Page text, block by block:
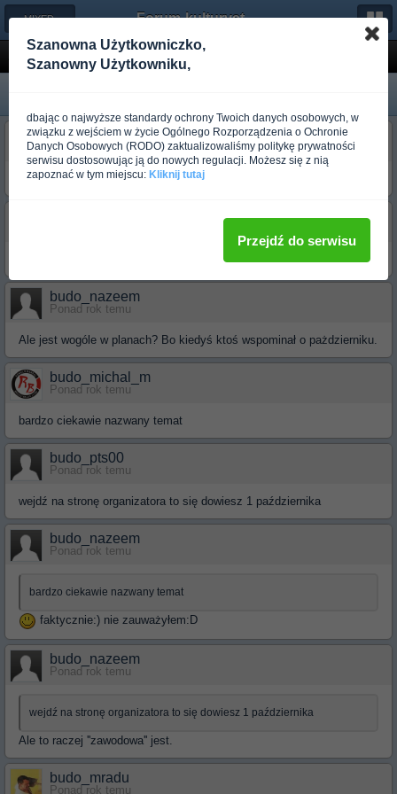
← MIXED-MA Forum-kulturystyka.pl
Amatorska Gala MMA Pulsar
budo_nazeem
Ponad rok temu
Może ktoś wie kiedy szukuje się następna edycja?
budo_nazeem
Ponad rok temu
Ale jest wogóle w planach? Bo kiedyś ktoś wspominał o pażdzierniku.
budo_michal_m
Ponad rok temu
bardzo ciekawie nazwany temat
budo_pts00
Ponad rok temu
wejdź na stronę organizatora to się dowiesz 1 października
budo_nazeem
Ponad rok temu
bardzo ciekawie nazwany temat
faktycznie:) nie zauważyłem:D
budo_nazeem
Ponad rok temu
wejdź na stronę organizatora to się dowiesz 1 października
Ale to raczej ''zawodowa'' jest.
budo_mradu
Ponad rok temu
Szanowna Użytkowniczko,
Szanowny Użytkowniku,
dbając o najwyższe standardy ochrony Twoich danych osobowych, w
związku z wejściem w życie Ogólnego Rozporządzenia o Ochronie
Danych Osobowych (RODO) zaktualizowaliśmy politykę prywatności
serwisu dostosowując ją do nowych regulacji. Możesz się z nią
zapoznać w tym miejscu: Kliknij tutaj
Przejdź do serwisu